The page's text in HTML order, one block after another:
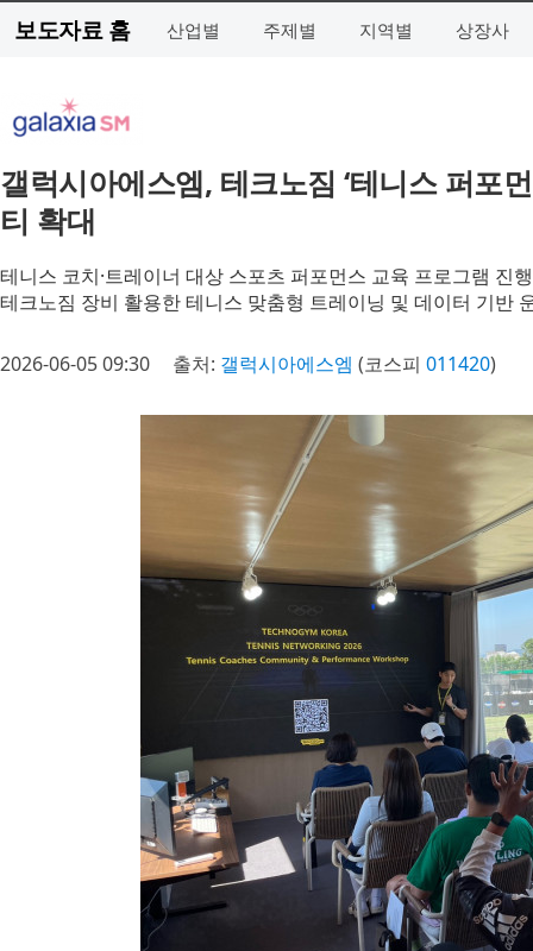
보도자료 홈 산업별 주제별 지역별 상장사
갤럭시아에스엠, 테크노짐 ‘테니스 퍼포
티 확대
테니스 코치·트레이너 대상 스포츠 퍼포먼스 교육 프로그램 진행
테크노짐 장비 활용한 테니스 맞춤형 트레이닝 및 데이터 기반
2026-06-05 09:30 출처: 갤럭시아에스엠 (코스피 011420)